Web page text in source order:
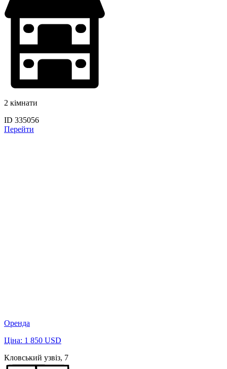
2 кімнати
ID 335056
Перейти
Оренда
Ціна: 1 850 USD
Кловський узвіз, 7